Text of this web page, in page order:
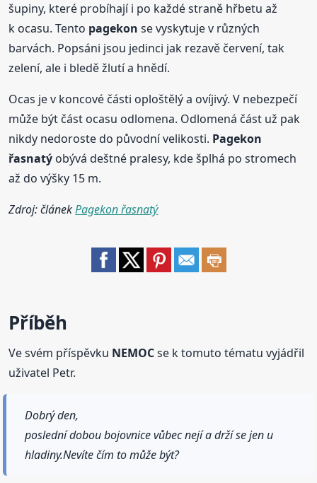
šupiny, které probíhají i po každé straně hřbetu až
k ocasu. Tento pagekon se vyskytuje v různých
barvách. Popsáni jsou jedinci jak rezavě červení, tak
zelení, ale i bledě žlutí a hnědí.
Ocas je v koncové části oploštělý a ovíjivý. V nebezpečí
může být část ocasu odlomena. Odlomená část už pak
nikdy nedoroste do původní velikosti. Pagekon
řasnatý obývá deštné pralesy, kde šplhá po stromech
až do výšky 15 m.
Zdroj: článekPagekon řasnatý
Příběh
Ve svém příspěvku NEMOCse k tomuto tématu vyjádřil
uživatel Petr.
Dobrý den,
poslední dobou bojovnice vůbec nejí a drží se jen u
hladiny.Nevíte čím to může být?